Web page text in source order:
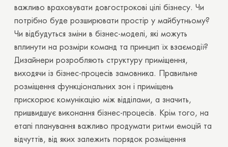
важливо враховувати довгострокові цілі бізнесу. Чи
потрібно буде розширювати простір у майбутньому?
Чи відбудуться зміни в бізнес-моделі, які можуть
вплинути на розміри команд та принцип їх взаємодії?
Дизайнери розробляють структуру приміщення,
виходячи із бізнес-процесів замовника. Правильне
розміщення функціональних зон і приміщень
прискорює комунікацію між відділами, а значить,
пришвидшує виконання бізнес-процесів. Крім того, на
етапі планування важливо продумати ритми емоцій та
відчуттів, від яких залежить порядок розміщення